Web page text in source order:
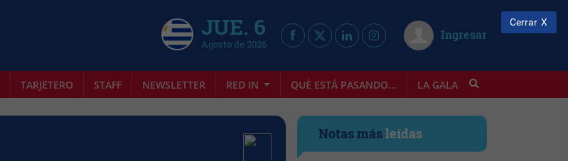
JUE. 6
Agosto de 2026
Ingresar
TARJETERO STAFF NEWSLETTER RED IN QUÉ ESTÁ PASANDO... LA GALA INFOSTYLE
Notas másleídas
Cerrar